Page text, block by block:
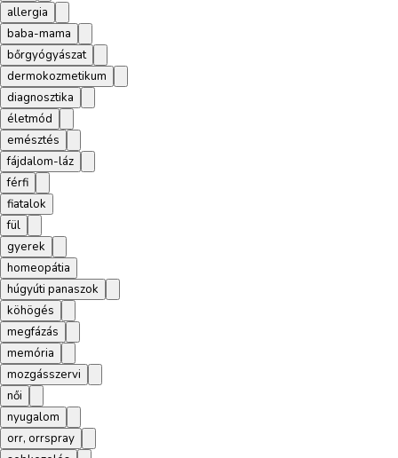
allergia
baba-mama
bőrgyógyászat
dermokozmetikum
diagnosztika
életmód
emésztés
fájdalom-láz
férfi
fiatalok
fül
gyerek
homeopátia
húgyúti panaszok
köhögés
megfázás
memória
mozgásszervi
női
nyugalom
orr, orrspray